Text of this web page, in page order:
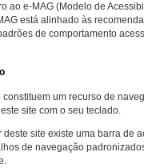
ao e-MAG (Modelo de
está alinhado às
de comportamento
constituem um recurso de
site com o seu teclado.
deste site existe uma barra de
de navegação